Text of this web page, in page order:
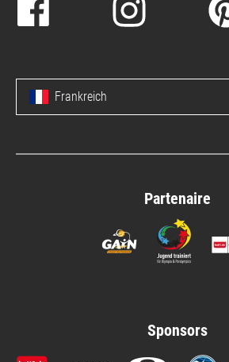
Frankreich
Partenaire
Sponsors